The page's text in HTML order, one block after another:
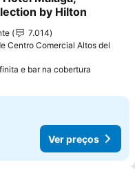
aos favoritos
by Hilton
7.014
Centro Comercial Altos del
e bar na cobertura
Ver preços